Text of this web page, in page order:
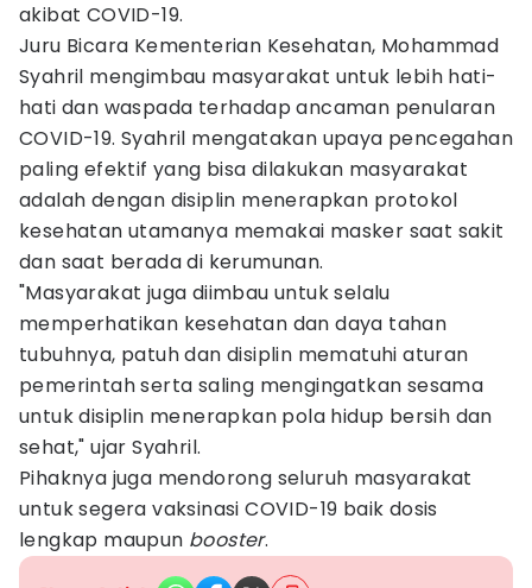
akibat COVID-19.
Juru Bicara Kementerian Kesehatan, Mohammad
Syahril mengimbau masyarakat untuk lebih hati-
hati dan waspada terhadap ancaman penularan
COVID-19. Syahril mengatakan upaya pencegahan
paling efektif yang bisa dilakukan masyarakat
adalah dengan disiplin menerapkan protokol
kesehatan utamanya memakai masker saat sakit
dan saat berada di kerumunan.
"Masyarakat juga diimbau untuk selalu
memperhatikan kesehatan dan daya tahan
tubuhnya, patuh dan disiplin mematuhi aturan
pemerintah serta saling mengingatkan sesama
untuk disiplin menerapkan pola hidup bersih dan
sehat," ujar Syahril.
Pihaknya juga mendorong seluruh masyarakat
untuk segera vaksinasi COVID-19 baik dosis
lengkap maupun booster.